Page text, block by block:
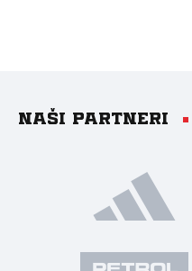
Naši partneri